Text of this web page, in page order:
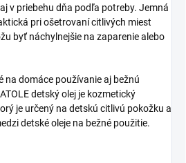
v priebehu dňa podľa potreby. Jemná
pri ošetrovaní citlivých miest
byť náchylnejšie na zaparenie alebo
na domáce používanie aj bežnú
detský olej je kozmetický
je určený na detskú citlivú pokožku a
detské oleje na bežné použitie.